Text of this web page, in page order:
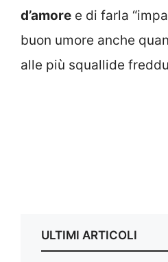
d’amore e di farla
buon umore anche
alle più squallide
ULTIMI ARTICOLI